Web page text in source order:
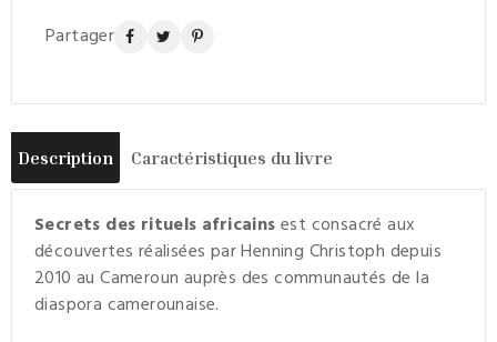
Partager
Description Caractéristiques du livre
Secrets des rituels africainsest consacré aux
découvertes réalisées par Henning Christoph depuis
2010 au Cameroun auprès des communautés de la
diaspora camerounaise.